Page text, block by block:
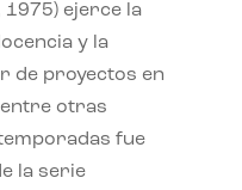
1975) ejerce la
y la
de proyectos en
entre otras
fue
la serie